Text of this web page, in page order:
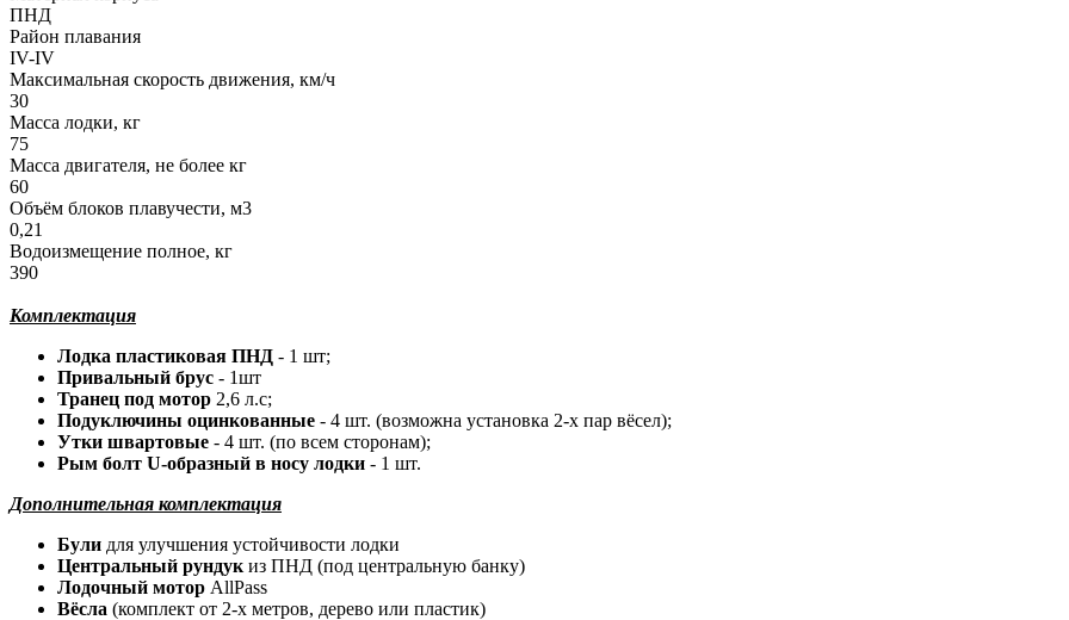
ПНД
Район плавания
IV-IV
Максимальная скорость движения, км/ч
30
Масса лодки, кг
75
Масса двигателя, не более кг
60
Объём блоков плавучести, м3
0,21
Водоизмещение полное, кг
390
Комплектация
Лодка пластиковая ПНД - 1 шт;
Привальный брус - 1шт
Транец под мотор 2,6 л.с;
Подуключины оцинкованные - 4 шт. (возможна установка 2-х пар вёсел);
Утки швартовые - 4 шт. (по всем сторонам);
Рым болт U-образный в носу лодки - 1 шт.
Дополнительная комплектация
Були для улучшения устойчивости лодки
Центральный рундук из ПНД (под центральную банку)
Лодочный мотор AllPass
Вёсла (комплект от 2-х метров, дерево или пластик)